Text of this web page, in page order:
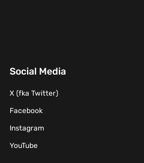
Social Media
X (fka Twitter)
Facebook
Instagram
YouTube